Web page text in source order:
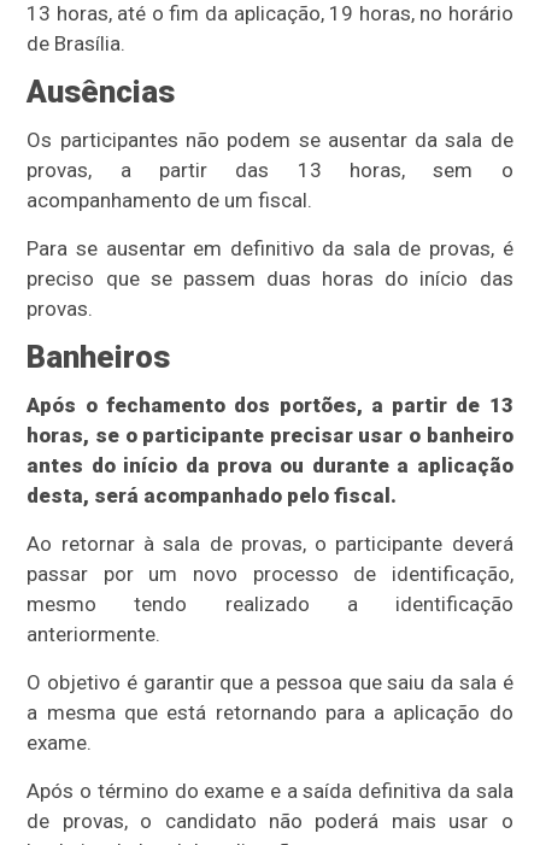
13 horas, até o fim da aplicação, 19 horas, no horário
de Brasília.
Ausências
Os participantes não podem se ausentar da sala de
provas, a partir das 13 horas, sem o
acompanhamento de um fiscal.
Para se ausentar em definitivo da sala de provas, é
preciso que se passem duas horas do início das
provas.
Banheiros
Após o fechamento dos portões, a partir de 13
horas, se o participante precisar usar o banheiro
antes do início da prova ou durante a aplicação
desta, será acompanhado pelo fiscal.
Ao retornar à sala de provas, o participante deverá
passar por um novo processo de identificação,
mesmo tendo realizado a identificação
anteriormente.
O objetivo é garantir que a pessoa que saiu da sala é
a mesma que está retornando para a aplicação do
exame.
Após o término do exame e a saída definitiva da sala
de provas, o candidato não poderá mais usar o